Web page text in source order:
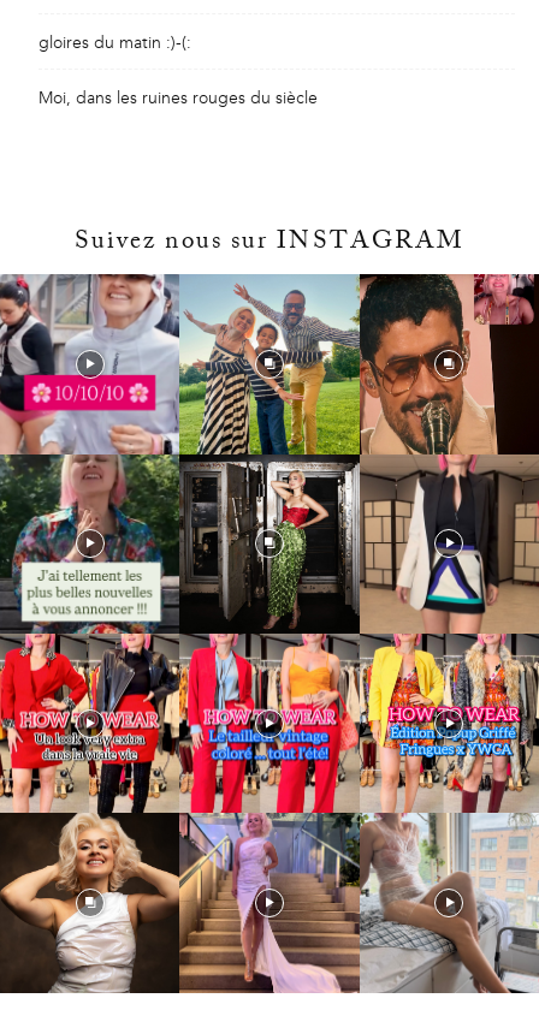
gloires du matin :)-(:
Moi, dans les ruines rouges du siècle
Suivez nous sur INSTAGRAM